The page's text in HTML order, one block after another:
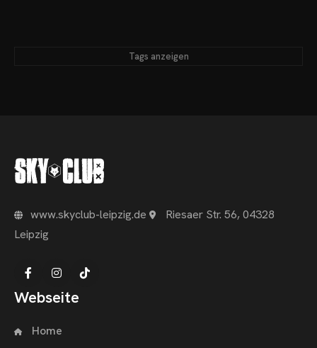
Tags anzeigen
www.skyclub-leipzig.de
Riesaer Str. 56, 04328
Leipzig
Webseite
Home